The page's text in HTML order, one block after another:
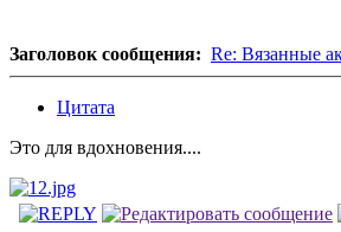
Заголовок сообщения: Re: Вязанные
Цитата
Это для вдохновения....